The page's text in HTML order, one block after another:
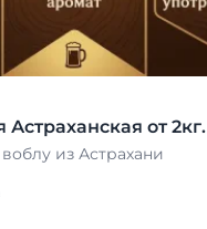
от 2кг.
из Астрахани